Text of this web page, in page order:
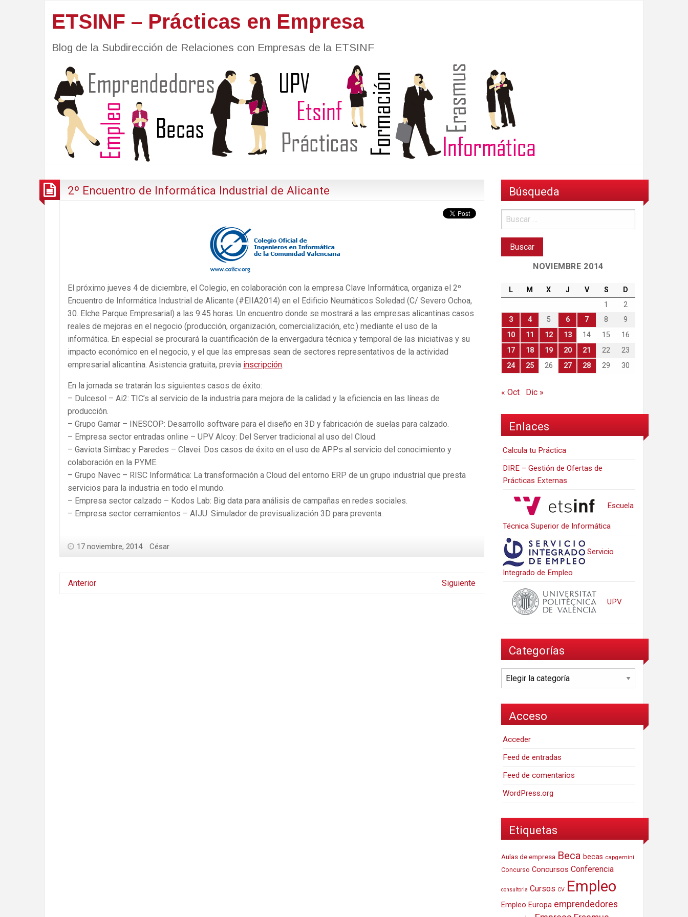
ETSINF – Prácticas en Empresa
Blog de la Subdirección de Relaciones con Empresas de la ETSINF
2º Encuentro de Informática Industrial de Alicante
El próximo jueves 4 de diciembre, el Colegio, en colaboración con la empresa Clave Informática, organiza el 2º
Encuentro de Informática Industrial de Alicante (#EIIA2014) en el Edificio Neumáticos Soledad (C/ Severo Ochoa,
30. Elche Parque Empresarial) a las 9:45 horas. Un encuentro donde se mostrará a las empresas alicantinas casos
reales de mejoras en el negocio (producción, organización, comercialización, etc.) mediante el uso de la
informática. En especial se procurará la cuantificación de la envergadura técnica y temporal de las iniciativas y su
impacto económico en el negocio, y el que las empresas sean de sectores representativos de la actividad
empresarial alicantina. Asistencia gratuita, previa inscripción
En la jornada se tratarán los siguientes casos de éxito:
– Dulcesol – Ai2: TIC’s al servicio de la industria para mejora de la calidad y la eficiencia en las líneas de
producción.
– Grupo Gamar – INESCOP: Desarrollo software para el diseño en 3D y fabricación de suelas para calzado.
– Empresa sector entradas online – UPV Alcoy: Del Server tradicional al uso del Cloud.
– Gaviota Simbac y Paredes – Clavei: Dos casos de éxito en el uso de APPs al servicio del conocimiento y
colaboración en la PYME.
– Grupo Navec – RISC Informática: La transformación a Cloud del entorno ERP de un grupo industrial que presta
servicios para la industria en todo el mundo.
– Empresa sector calzado – Kodos Lab: Big data para análisis de campañas en redes sociales.
– Empresa sector cerramientos – AIJU: Simulador de previsualización 3D para preventa.
17 noviembre, 2014 César
Anterior Siguiente
Búsqueda
NOVIEMBRE 2014
L M X J V S
D
1
2
3
4 5 6 7 8
9
10
11 12 13 14 15
16
17
18 19 20 21 22
23
24
25 26 27 28 29 30
« Oct Dic »
Enlaces
Calcula tu Práctica
DIRE – Gestión de Ofertas de
Prácticas Externas
Escuela
Técnica Superior de Informática
Servicio
Integrado de Empleo
UPV
Categorías
Categorías
Acceso
Acceder
Feed de entradas
Feed de comentarios
WordPress.org
Etiquetas
Aulas de empresa Beca becas capgemini
Concurso Concursos Conferencia
consultoria Cursos CV Empleo
Empleo Europa emprendedores